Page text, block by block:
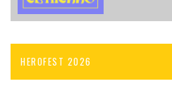
HEROFEST 2026